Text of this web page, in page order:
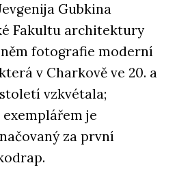
Gubkina
Fakultu architektury
něm fotografie moderní
v Charkově ve 20. a
vzkvétala;
je
za první